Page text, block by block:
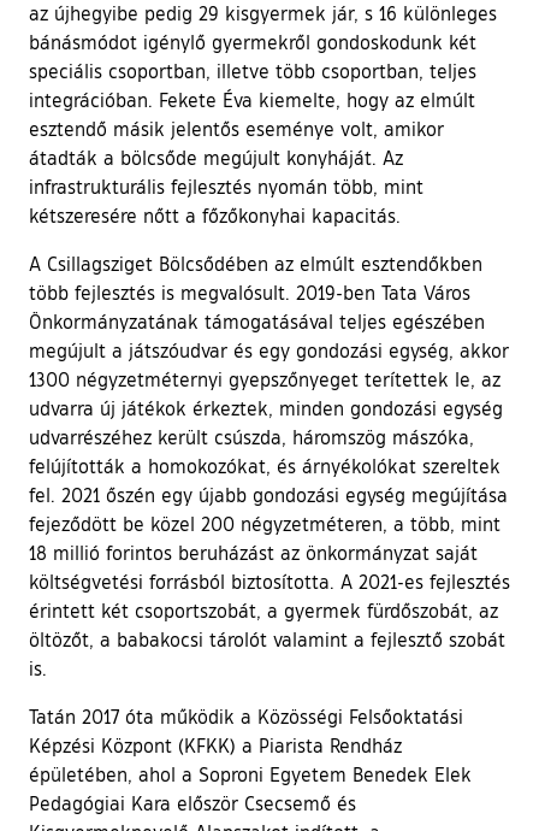
az újhegyibe pedig 29 kisgyermek jár, s 16 különleges
bánásmódot igénylő gyermekről gondoskodunk két
speciális csoportban, illetve több csoportban, teljes
integrációban. Fekete Éva kiemelte, hogy az elmúlt
esztendő másik jelentős eseménye volt, amikor
átadták a bölcsőde megújult konyháját. Az
infrastrukturális fejlesztés nyomán több, mint
kétszeresére nőtt a főzőkonyhai kapacitás.
A Csillagsziget Bölcsődében az elmúlt esztendőkben
több fejlesztés is megvalósult. 2019-ben Tata Város
Önkormányzatának támogatásával teljes egészében
megújult a játszóudvar és egy gondozási egység, akkor
1300 négyzetméternyi gyepszőnyeget terítettek le, az
udvarra új játékok érkeztek, minden gondozási egység
udvarrészéhez került csúszda, háromszög mászóka,
felújították a homokozókat, és árnyékolókat szereltek
fel. 2021 őszén egy újabb gondozási egység megújítása
fejeződött be közel 200 négyzetméteren, a több, mint
18 millió forintos beruházást az önkormányzat saját
költségvetési forrásból biztosította. A 2021-es fejlesztés
érintett két csoportszobát, a gyermek fürdőszobát, az
öltözőt, a babakocsi tárolót valamint a fejlesztő szobát
is.
Tatán 2017 óta működik a Közösségi Felsőoktatási
Képzési Központ (KFKK) a Piarista Rendház
épületében, ahol a Soproni Egyetem Benedek Elek
Pedagógiai Kara először Csecsemő és